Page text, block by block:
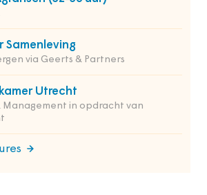
Samenleving
via Geerts & Partners
Utrecht
Management in opdracht van